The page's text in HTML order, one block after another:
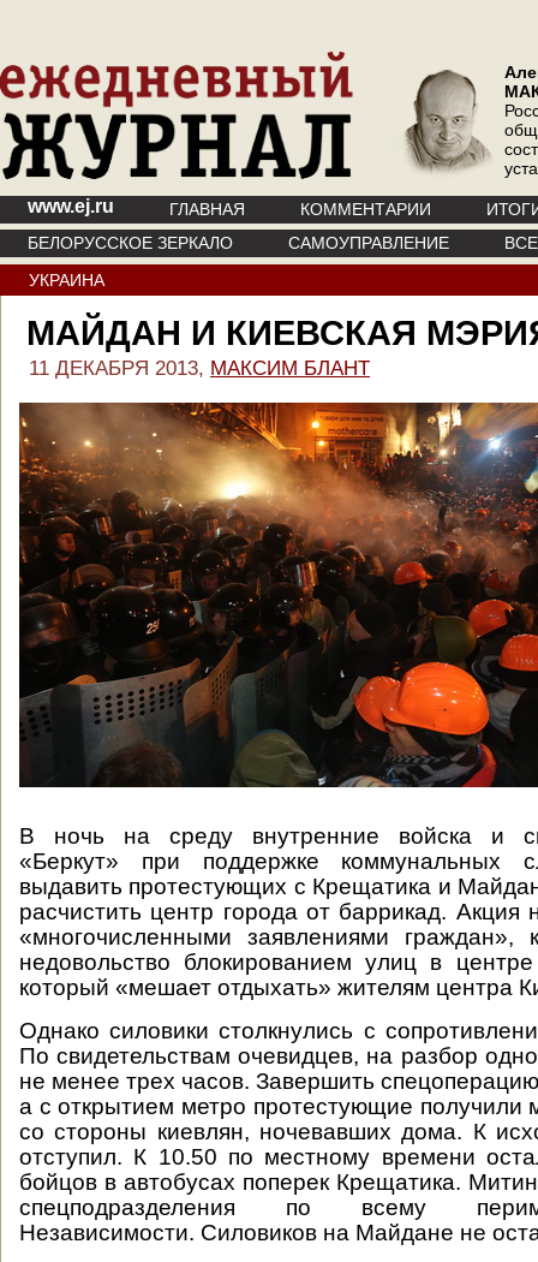
www.ej.ru ГЛАВНАЯ КОММЕНТАРИИ
БЕЛОРУССКОЕ ЗЕРКАЛО
САМОУПРАВЛЕНИЕ
УКРАИНА
МАЙДАН И КИЕВСКАЯ
11 ДЕКАБРЯ 2013, МАКСИМ БЛАНТ
В ночь на среду внутренние войска и
«Беркут» при поддержке коммунальных
выдавить протестующих с Крещатика и
расчистить центр города от баррикад. Акция
«многочисленными заявлениями граждан»,
недовольство блокированием улиц в
который «мешает отдыхать» жителям центра
Однако силовики столкнулись с
По свидетельствам очевидцев, на разбор
не менее трех часов. Завершить
а с открытием метро протестующие
со стороны киевлян, ночевавших дома. К
отступил. К 10.50 по местному времени
бойцов в автобусах поперек Крещатика.
спецподразделения по всему
Независимости. Силовиков на Майдане не